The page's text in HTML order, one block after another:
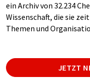
ein Archiv von 32.234
Wissenschaft, die sie
Themen und
JETZT